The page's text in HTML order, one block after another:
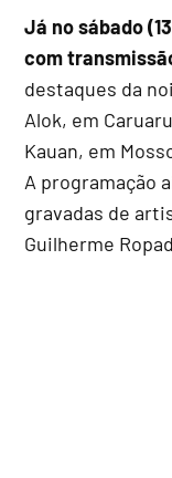
Já no sábado
com
destaques da
Alok, em
Kauan, em
A programação
gravadas de
Guilherme